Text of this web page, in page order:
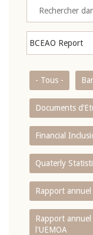
- Tous -
Documents
Financial
Quaterly
Rapport annuel
Rapport
l'UEMOA